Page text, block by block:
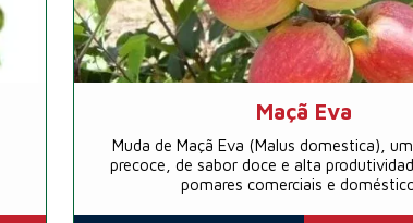
Maçã Eva
Muda de Maçã Eva (Malus domestica),
precoce, de sabor doce e alta
pomares comerciais e